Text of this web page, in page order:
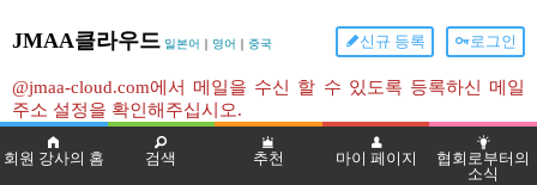
JMAA클라우드 일본어 ｜ 영어 ｜ 중국 로그인
신규 등록
@jmaa-cloud.com에서 메일을 수신 할 수 있도록 등록하신 메일
주소 설정을 확인해주십시오.
회원 강사의 홈 검색 추천 마이 페이지
협회로부터의
소식